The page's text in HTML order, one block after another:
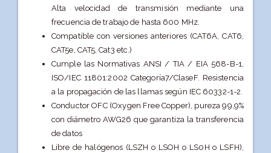
Alta velocidad de transmisión mediante una
frecuencia de trabajo de hasta 600 MHz.
Compatible con versiones anteriores (CAT6A, CAT6,
CAT5e, CAT5, Cat3 etc.)
Cumple las Normativas ANSI / TIA / EIA 568-B-1,
ISO/IEC 11801:2002 Categoría7/ClaseF. Resistencia
a la propagación de las llamas según IEC 60332-1-2.
Conductor OFC (Oxygen Free Copper), pureza 99,9%
con diámetro AWG26 que garantiza la transferencia
de datos
Libre de halógenos (LSZH o LSOH o LS0H o LSFH),